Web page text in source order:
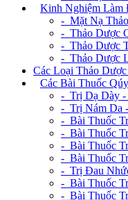
Kinh Nghiệm Làm
- Mặt Nạ
- Thảo Dược
- Thảo Dược
- Thảo Dược
Các Loại Thảo
Các Bài Thuốc
- Trị Dạ Dày -
- Trị Nám Da
- Bài Thuốc
- Bài Thuốc
- Bài Thuốc
- Bài Thuốc
- Trị Đau
- Bài Thuốc
- Bài Thuốc